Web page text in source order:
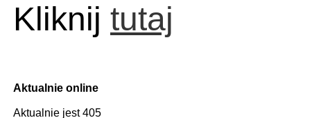
Kliknij tutaj
Aktualnie online
Aktualnie jest 405